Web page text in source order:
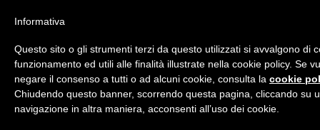
FORUM-ACCEDI
Informativa
Questo sito o gli strumenti terzi da questo utilizzati si avvalgono di
funzionamento ed utili alle finalità illustrate nella cookie policy. Se
negare il consenso a tutti o ad alcuni cookie, consulta la cookie
Chiudendo questo banner, scorrendo questa pagina, cliccando su
navigazione in altra maniera, acconsenti all’uso dei cookie.